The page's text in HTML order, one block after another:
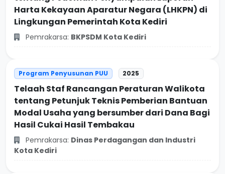
Harta Kekayaan Aparatur Negara (LHKPN) di
Lingkungan Pemerintah Kota Kediri
Pemrakarsa: BKPSDM Kota Kediri
Program Penyusunan PUU 2025
Telaah Staf Rancangan Peraturan Walikota
tentang Petunjuk Teknis Pemberian Bantuan
Modal Usaha yang bersumber dari Dana Bagi
Hasil Cukai Hasil Tembakau
Pemrakarsa: Dinas Perdagangan dan Industri
Kota Kediri